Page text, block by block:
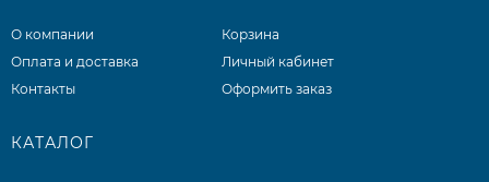
О компании
Оплата и доставка
Контакты
Корзина
Личный кабинет
Оформить заказ
КАТАЛОГ